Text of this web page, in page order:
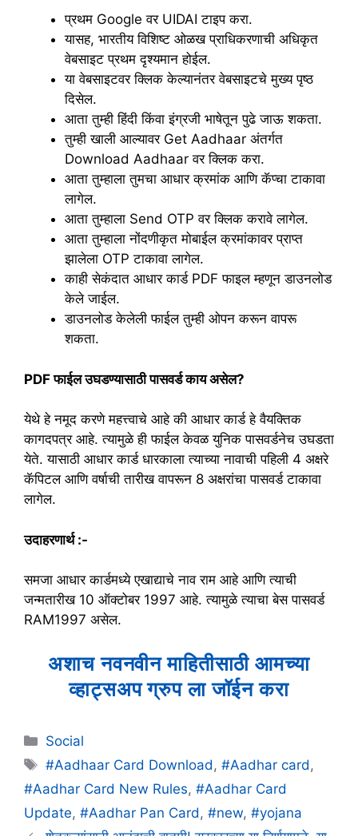
प्रथम Google वर UIDAI टाइप करा.
यासह, भारतीय विशिष्ट ओळख प्राधिकरणाची अधिकृत
वेबसाइट प्रथम दृश्यमान होईल.
या वेबसाइटवर क्लिक केल्यानंतर वेबसाइटचे मुख्य पृष्ठ
दिसेल.
आता तुम्ही हिंदी किंवा इंग्रजी भाषेतून पुढे जाऊ शकता.
तुम्ही खाली आल्यावर Get Aadhaar अंतर्गत
Download Aadhaar वर क्लिक करा.
आता तुम्हाला तुमचा आधार क्रमांक आणि कॅप्चा टाकावा
लागेल.
आता तुम्हाला Send OTP वर क्लिक करावे लागेल.
आता तुम्हाला नोंदणीकृत मोबाईल क्रमांकावर प्राप्त
झालेला OTP टाकावा लागेल.
काही सेकंदात आधार कार्ड PDF फाइल म्हणून डाउनलोड
केले जाईल.
डाउनलोड केलेली फाईल तुम्ही ओपन करून वापरू
शकता.
PDF फाईल उघडण्यासाठी पासवर्ड काय असेल?
येथे हे नमूद करणे महत्त्वाचे आहे की आधार कार्ड हे वैयक्तिक
कागदपत्र आहे. त्यामुळे ही फाईल केवळ युनिक पासवर्डनेच उघडता
येते. यासाठी आधार कार्ड धारकाला त्याच्या नावाची पहिली 4 अक्षरे
कॅपिटल आणि वर्षाची तारीख वापरून 8 अक्षरांचा पासवर्ड टाकावा
लागेल.
उदाहरणार्थ :-
समजा आधार कार्डमध्ये एखाद्याचे नाव राम आहे आणि त्याची
जन्मतारीख 10 ऑक्टोबर 1997 आहे. त्यामुळे त्याचा बेस पासवर्ड
RAM1997 असेल.
अशाच नवनवीन माहितीसाठी आमच्या
व्हाट्सअप ग्रुप ला जॉईन करा
Categories
Social
Tags
#Aadhaar Card Download ,#Aadhar card ,
#Aadhar Card New Rules, #Aadhar Card
Update, #Aadhar Pan Card , #new, #yojana